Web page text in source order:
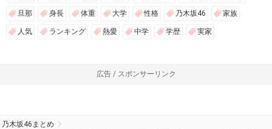
旦那 身長 体重 大学 性格 乃木坂46 家族
人気 ランキング 熱愛 中学 学歴 実家
広告 / スポンサーリンク
乃木坂46まとめ